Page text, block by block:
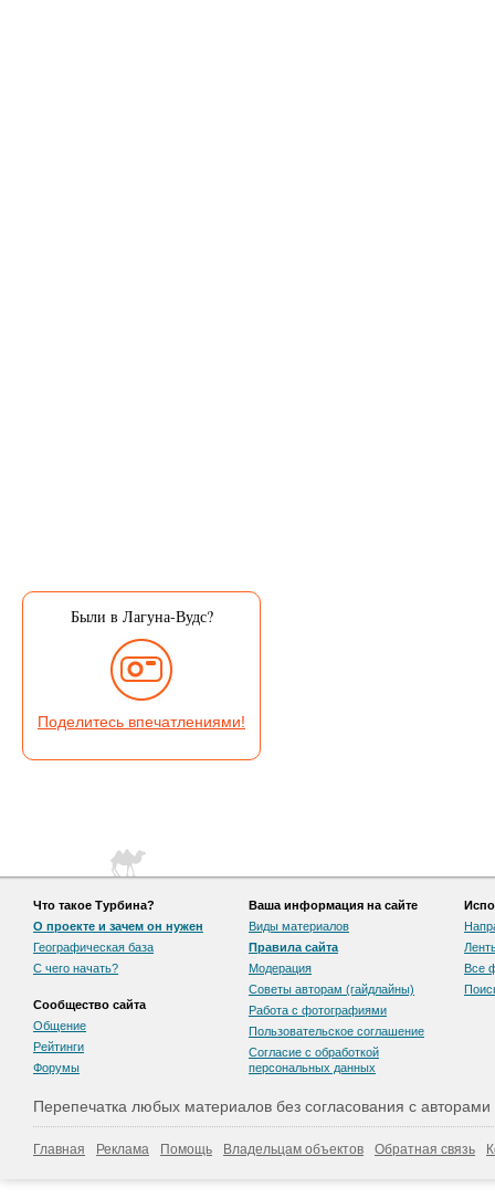
Были в Лагуна-Вудс?
Поделитесь впечатлениями!
Что такое Турбина?
О проекте и зачем он нужен
Географическая база
С чего начать?
Сообщество сайта
Общение
Рейтинги
Форумы
Ваша информация на сайте
Виды материалов
Правила сайта
Модерация
Советы авторам (гайдлайны)
Работа с фотографиями
Пользовательскоe соглашение
Согласие с обработкой
персональных данных
Все
Перепечатка любых материалов без согласования с
Главная Реклама Помощь Владельцам объектов Обратная связь